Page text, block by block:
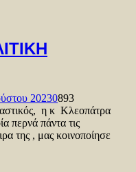
20230893
η κ Κλεοπάτρα
περνά πάντα τις
της , μας κοινοποίησε